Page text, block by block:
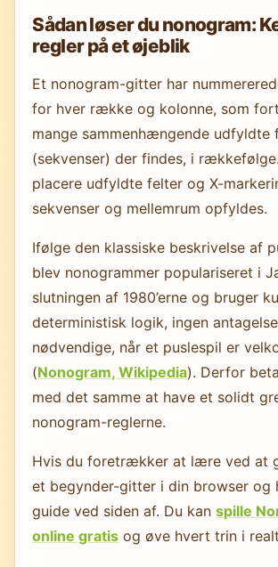
Sådan løser du nonogram:
regler på et øjeblik
Et nonogram-gitter har
for hver række og kolonne, som
mange sammenhængende udfyldte
(sekvenser) der findes, i
placere udfyldte felter og X-
sekvenser og mellemrum opfyldes.
Ifølge den klassiske beskrivelse af
blev nonogrammer populariseret i
slutningen af 1980’erne og bruger
deterministisk logik, ingen
nødvendige, når et puslespil er
(Nonogram, Wikipedia). Derfor
med det samme at have et solidt
nonogram-reglerne.
Hvis du foretrækker at lære ved at
et begynder-gitter i din browser og
guide ved siden af. Du kanspille
online gratis og øve hvert trin i